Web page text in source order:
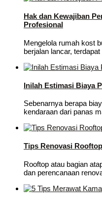
Hak dan Kewajiban
Profesional
Mengelola rumah kost
berjalan lancar,
Inilah Estimasi Biaya
Sebenarnya berapa
kendaraan dari panas
Tips Renovasi
Rooftop atau bagian
dan perencanaan